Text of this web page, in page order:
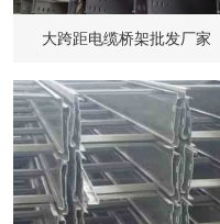
大跨距电缆桥架批发厂家